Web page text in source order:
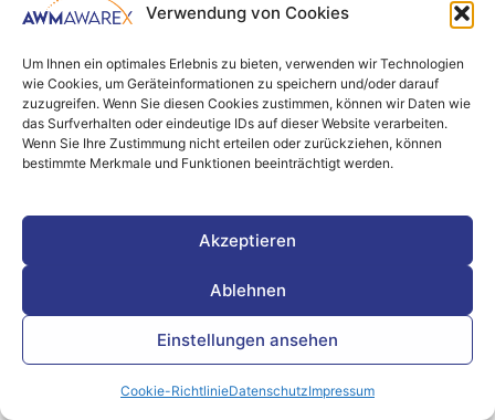
Verwendung von Cookies
Um Ihnen ein optimales Erlebnis zu bieten, verwenden wir Technologien
wie Cookies, um Geräteinformationen zu speichern und/oder darauf
zuzugreifen. Wenn Sie diesen Cookies zustimmen, können wir Daten wie
das Surfverhalten oder eindeutige IDs auf dieser Website verarbeiten.
Wenn Sie Ihre Zustimmung nicht erteilen oder zurückziehen, können
bestimmte Merkmale und Funktionen beeinträchtigt werden.
Akzeptieren
Ablehnen
Einstellungen ansehen
Cookie-RichtlinieDatenschutzImpressum